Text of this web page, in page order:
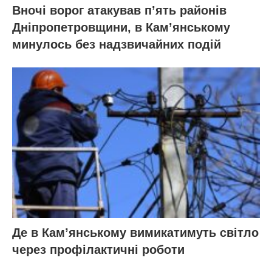
Вночі ворог атакував п’ять районів
Дніпропетровщини, в Кам’янському
минулось без надзвичайних подій
Де в Кам’янському вимикатимуть світло
через профілактичні роботи